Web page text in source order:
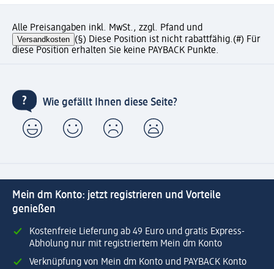
Alle Preisangaben inkl. MwSt., zzgl. Pfand und
Versandkosten (§) Diese Position ist nicht rabattfähig.(#) Für
diese Position erhalten Sie keine PAYBACK Punkte.
Wie gefällt Ihnen diese Seite?
Mein dm Konto: jetzt registrieren und Vorteile
genießen
Kostenfreie Lieferung ab 49 Euro und gratis Express-
Abholung nur mit registriertem Mein dm Konto
Verknüpfung von Mein dm Konto und PAYBACK Konto